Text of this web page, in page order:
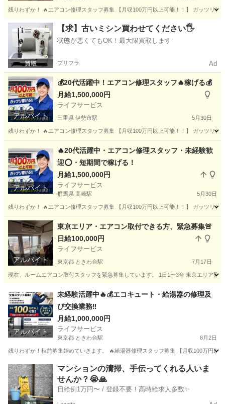
残りわずか！ 🔥エアコン修理スタッフ募集 【月収100万円以上可能！！】 ガッツリ
熊本 熊本市 熊本駅 建築 スタッフ
【求】古いミシン買わせてください🖐️
状態が悪くてもOK！最大限買取します
プリフラ Ad
アルバイト
💰20代活躍中！エアコン修理スタッフ🔥稼げる💰
月給1,500,000円
ライフサービス
三重県 伊勢市駅 5月30日
残りわずか！ 🔥エアコン修理スタッフ募集 【月収100万円以上可能！！】 ガッツリ
伊勢市駅 スタッフ
アルバイト
🔥20代活躍中・エアコン修理スタッフ・未経験歓
迎⭕️・短期間で稼げる！
月給1,500,000円
ライフサービス
群馬県 高崎駅 5月30日
残りわずか！ 🔥エアコン修理スタッフ募集 【月収100万円以上可能！！】 ガッツリ
群馬 高崎市 高崎駅 スタッフ
アルバイト
東京エリア・エアコン取付できる方、緊急募集🚨
日給100,000円
ライフサービス
東京都 ときわ台駅 7月17日
現在、ルームエアコン取付スタッフを緊急募集しています。 1日1〜3台 東京エリア
ときわ台駅 その他 スポット
アルバイト
未経験活躍中🔥💰エコキュート・給湯器の修理及
び交換業務‼️
月給1,000,000円
ライフサービス
東京都 ときわ台駅 8月2日
残りわずか！秋前募集始めていきます。 🔥給湯器修理スタッフ募集 【月収100万円以
東京 板橋区 ときわ台駅 その他 給湯器
マンションの清掃、手伝ってくれる人いま
せんか？😭🙏
日給例1万円〜 / 登録不要！高時給求人多数✨